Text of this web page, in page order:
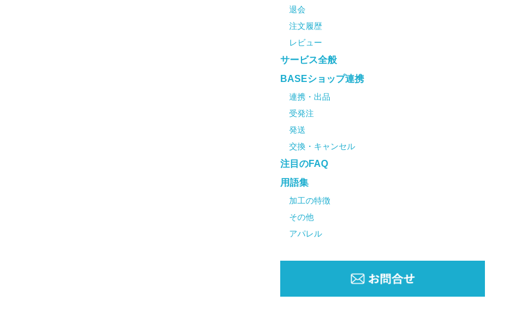
退会
注文履歴
レビュー
サービス全般
BASEショップ連携
連携・出品
受発注
発送
交換・キャンセル
注目のFAQ
用語集
加工の特徴
その他
アパレル